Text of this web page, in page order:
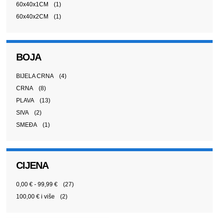
60x40x1CM
(1)
60x40x2CM
(1)
BOJA
BIJELA CRNA
(4)
CRNA
(8)
PLAVA
(13)
SIVA
(2)
SMEĐA
(1)
CIJENA
0,00 € -99,99 €
(27)
100,00 € i više (2)